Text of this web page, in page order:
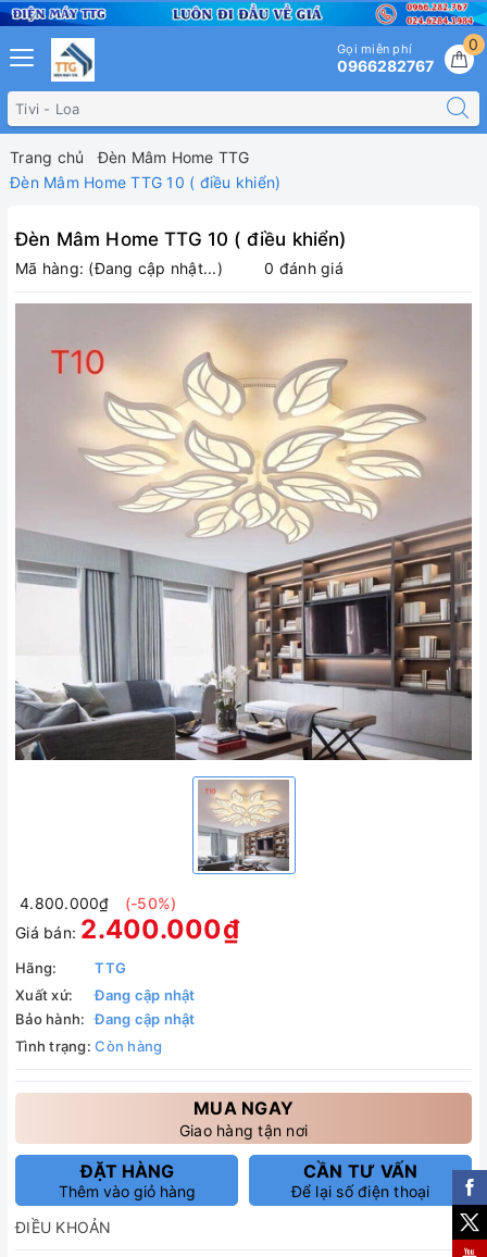
0
Gọi miễn phí
0966282767
Trang chủ
Đèn Mâm Home TTG
Đèn Mâm Home TTG 10 ( điều khiển)
Đèn Mâm Home TTG 10 ( điều khiển)
Mã hàng: (Đang cập nhật...) 0 đánh giá
4.800.000₫
(-50%)
Giá bán: 2.400.000₫
Hãng:
TTG
Xuất xứ:
Đang cập nhật
Bảo hành:
Đang cập nhật
Tình trạng: Còn hàng
MUA NGAY
Giao hàng tận nơi
ĐẶT HÀNG
Thêm vào giỏ hàng
CẦN TƯ VẤN
Để lại số điện thoại
ĐIỀU KHOẢN